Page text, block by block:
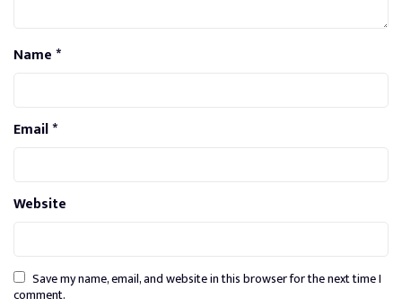
Name*
Email*
Website
Save my name, email, and website in this browser for the next time I
comment.